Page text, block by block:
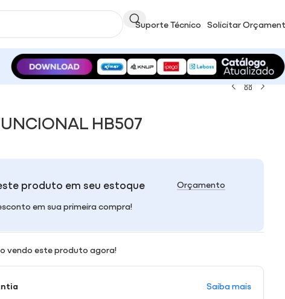
Suporte Técnico Solicitar
HB507
produto em seu estoque
em sua primeira compra!
Orçamento
vendo este produto agora!
Saiba mais